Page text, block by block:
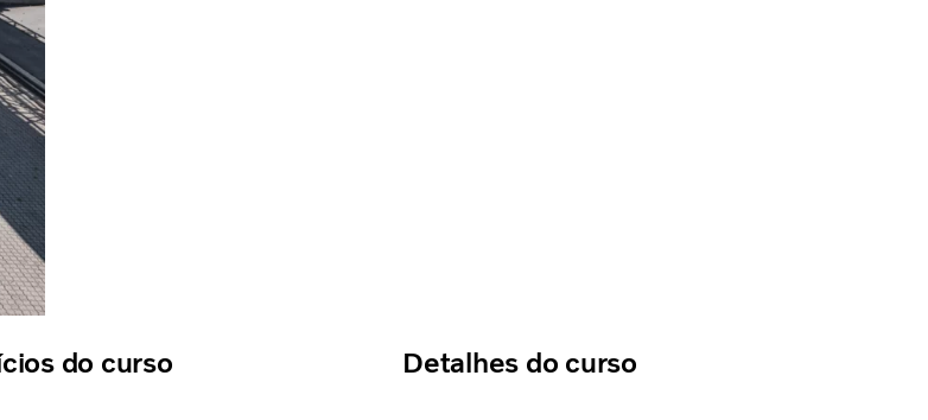
do curso Detalhes do curso